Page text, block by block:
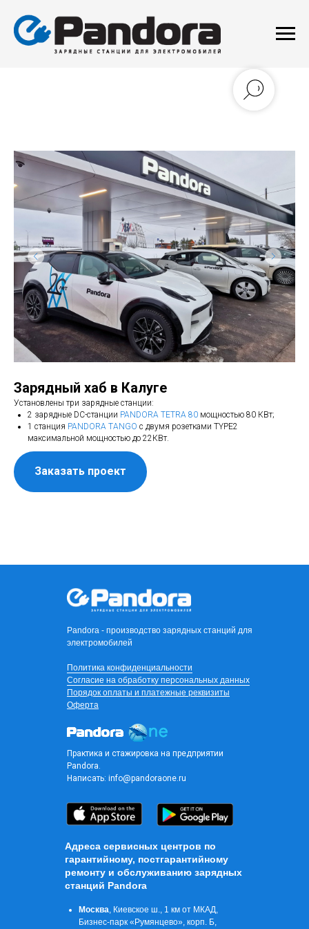
Зарядный хаб в Калуге
Установлены три зарядные станции:
2 зарядные DC-станции PANDORA TETRA 80 мощностью 80 КВт;
1 станция PANDORA TANGO с двумя розетками TYPE2
максимальной мощностью до 22КВт.
Заказать проект
Pandora - производство зарядных станций для
электромобилей
Политика конфиденциальности
Согласие на обработку персональных данных
Порядок оплаты и платежные реквизиты
Оферта
Москва, Киевское ш., 1 км от МКАД,
Бизнес-парк «Румянцево», корп. Б,
Адреса сервисных центров по
гарантийному, постгарантийному
ремонту и обслуживанию зарядных
станций Pandora
Практика и стажировка на предприятии
Pandora.
Написать: info@pandoraone.ru